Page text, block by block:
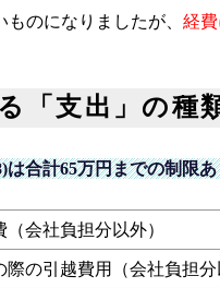
のになりましたが、 経
「支出」の種
は合計65万円までの制限
（会社負担分以外）
際の引越費用（会社負担分